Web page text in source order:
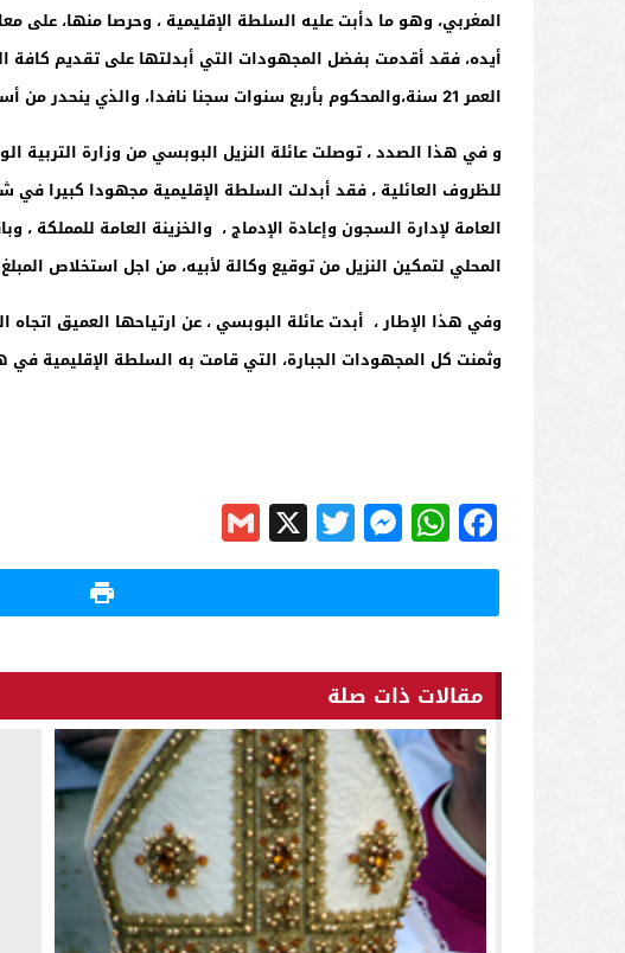
المغربي، وهو ما دأبت عليه السلطة الإقليمية ، وحرصا منها، على
أيده، فقد أقدمت بفضل المجهودات التي أبدلتها على تقديم كافة
العمر 21 سنة،والمحكوم بأربع سنوات سجنا نافدا، والذي ينحدر من أسرة فقيرة ، وهي في حاجة ماسة إلى مساعدة .
للظروف العائلية ، فقد أبدلت السلطة الإقليمية مجهودا كبيرا في
العامة لإدارة السجون وإعادة الإدماج ، والخزينة العامة
المحلي لتمكين النزيل من توقيع وكالة لأبيه، من اجل استخلاص
وفي هذا الإطار ، أبدت عائلة البوبسي ، عن ارتياحها العميق
وثمنت كل المجهودات الجبارة، التي قامت به السلطة الإقليمية في
Facebook
WhatsApp
Messenger
Twitter
X
Gmail
مقالات ذات صلة